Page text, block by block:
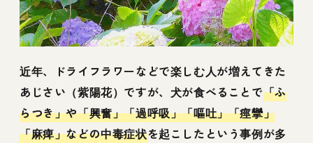
近年、ドライフラワーなどで楽しむ人が増えてきた
あじさい（紫陽花）ですが、犬が食べることで「ふ
らつき」や「興奮」「過呼吸」「嘔吐」「痙攣」
「麻痺」などの中毒症状を起こしたという事例が多